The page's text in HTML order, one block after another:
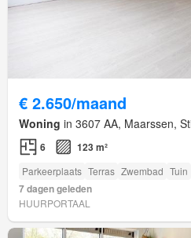
€ 2.650/maand
Woning in 3607 AA, Maarssen,
6 123 m²
Parkeerplaats Terras Zwembad Tuin
7 dagen geleden
HUURPORTAAL